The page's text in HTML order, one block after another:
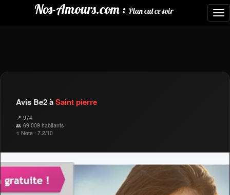
Nos-Amours.com : Plan cul ce soir
Avis Be2 àSaint pierre
📍 974
👥 69 009 habitants
⭐ Note : 7.2/10